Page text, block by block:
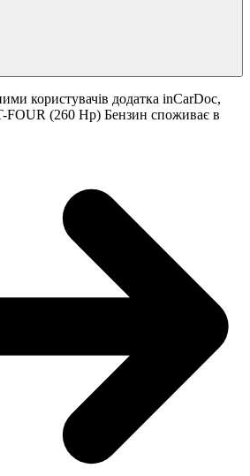
користувачів додатка inCarDoc,
FOUR (260 Hp) Бензин споживає в